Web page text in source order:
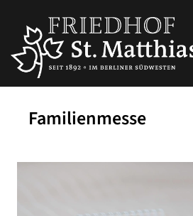
Familienmesse